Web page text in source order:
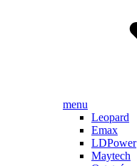
menu
Leopard
Emax
LDPower
Maytech